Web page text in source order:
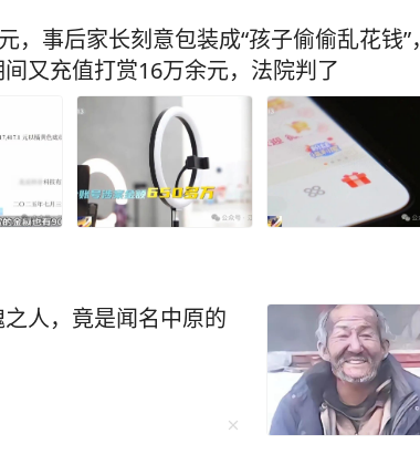
事后家长刻意包装成“孩子偷偷乱花钱”，
又充值打赏16万余元，法院判了
人，竟是闻名中原的